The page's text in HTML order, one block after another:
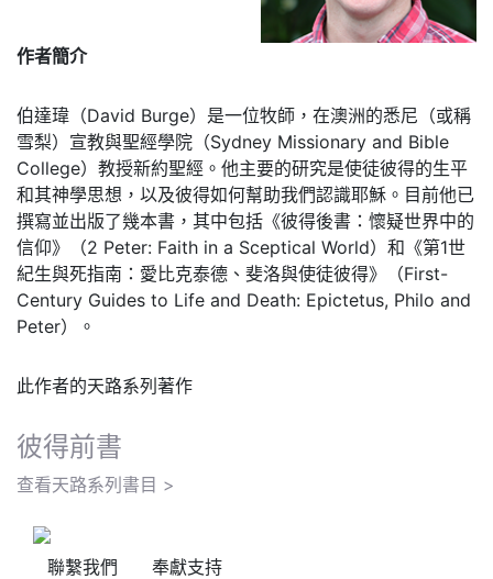
作者簡介
伯達瑋（David Burge）是一位牧師，在澳洲的悉尼（或稱
雪梨）宣教與聖經學院（Sydney Missionary and Bible
College）教授新約聖經。他主要的研究是使徒彼得的生平
和其神學思想，以及彼得如何幫助我們認識耶穌。目前他已
撰寫並出版了幾本書，其中包括《彼得後書：懷疑世界中的
信仰》（2 Peter: Faith in a Sceptical World）和《第1世
紀生與死指南：愛比克泰德、斐洛與使徒彼得》（First-
Century Guides to Life and Death: Epictetus, Philo and
Peter）。
此作者的天路系列著作
彼得前書
查看天路系列書目 >
聯繫我們 奉獻支持